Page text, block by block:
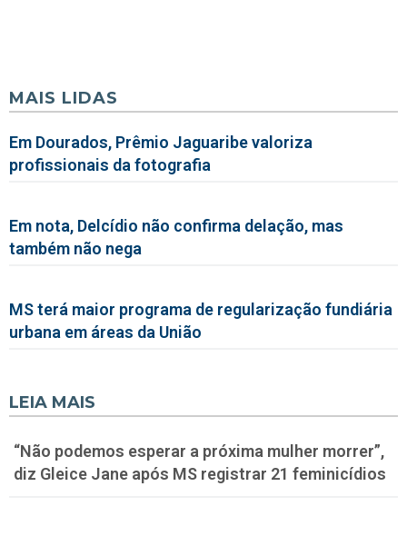
MAIS LIDAS
Em Dourados, Prêmio Jaguaribe valoriza
profissionais da fotografia
Em nota, Delcídio não confirma delação, mas
também não nega
MS terá maior programa de regularização fundiária
urbana em áreas da União
LEIA MAIS
“Não podemos esperar a próxima mulher morrer”,
diz Gleice Jane após MS registrar 21 feminicídios